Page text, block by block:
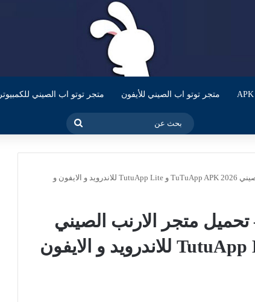
متجر توتو اب الصيني للأيفون متجر توتو اب الصيني للكمبيوتر
بحث
صفحة تحميل أحدث نسخة – تحميل متجر الارنب الصيني 2026 TuTuApp APK و TutuApp Lite للاندرويد و الايفون و
متجر الارنب الصيني
2026 TuTuApp APK و TutuApp Lite للاندرويد و الايفون